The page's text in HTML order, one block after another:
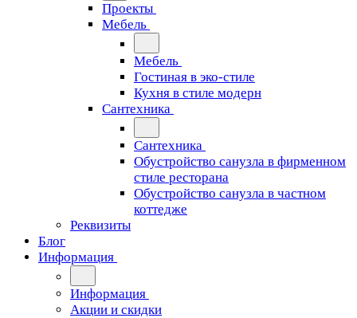
Проекты
Мебель
Мебель
Гостиная в эко-стиле
Кухня в стиле модерн
Сантехника
Сантехника
Обустройство санузла в фирменном
стиле ресторана
Обустройство санузла в частном
коттедже
Реквизиты
Блог
Информация
Информация
Акции и скидки